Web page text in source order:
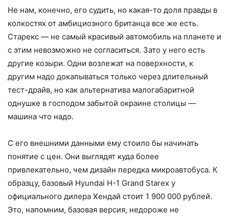
Не нам, конечно, его судить, но какая-то доля правды в
колкостях от амбициозного британца все же есть.
Старекс — не самый красивый автомобиль на планете и
с этим невозможно не согласиться. Зато у него есть
другие козыри. Одни возлежат на поверхности, к
другим надо докапываться только через длительный
тест-драйв, но как альтернатива малогабаритной
однушке в господом забытой окраине столицы —
машина что надо.
С его внешними данными ему стоило бы начинать
понятие с цен. Они выглядят куда более
привлекательно, чем дизайн передка микроавтобуса. К
образцу, базовый Hyundai H-1 Grand Starex у
официального дилера Хендай стоит 1 900 000 рублей.
Это, напомним, базовая версия, недороже не